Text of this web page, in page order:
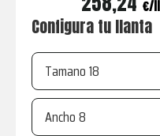
€
Configura tu llanta
Tamano
Ancho